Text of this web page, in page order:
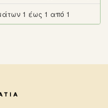
1 έως 1 από 1